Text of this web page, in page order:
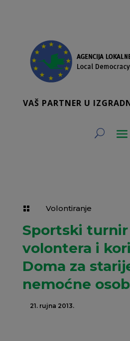
VAŠ PARTNER U
 Volontiranje
Sportski turnir
volontera i
Doma za
nemoćne
21. rujna 2013.